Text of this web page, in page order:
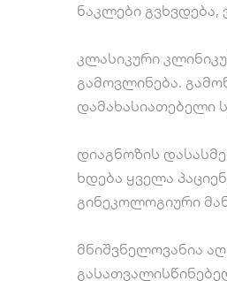
ნაკლები გვხვდება,
კლასიკური
გამოვლინება.
დამახასიათებელი
დიაგნოზის
ხდება ყველა
გინეკოლოგიური
მნიშვნელოვანია